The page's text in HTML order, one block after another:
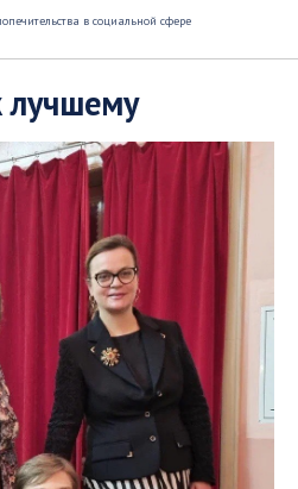
в социальной сфере